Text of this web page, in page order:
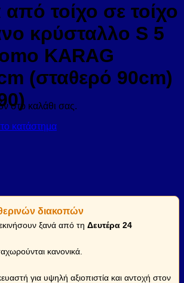
στο καλάθι σας.
κατάστημα
τοίχο σε τοίχο
κρύσταλλο S 5
KARAG
(σταθερό 90cm)
διακοπών
ξανά από τη Δευτέρα 24
κανονικά.
για υψηλή αξιοπιστία και αντοχή στον